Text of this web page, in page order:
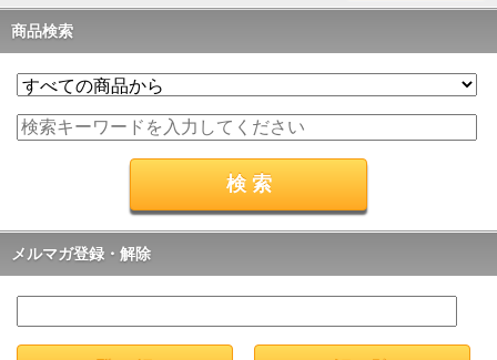
商品検索
メルマガ登録・解除